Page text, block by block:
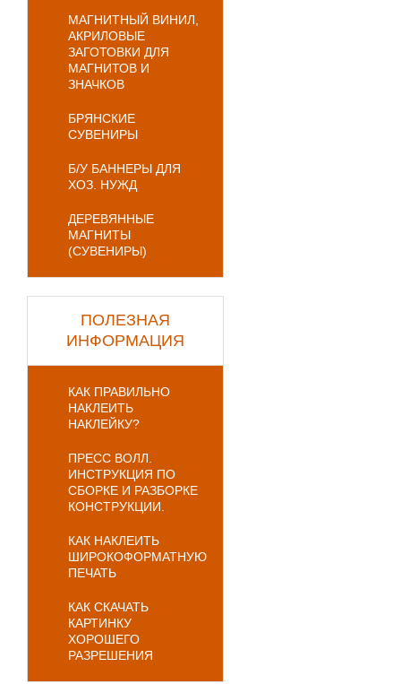
МАГНИТНЫЙ ВИНИЛ,
АКРИЛОВЫЕ
ЗАГОТОВКИ ДЛЯ
МАГНИТОВ И
ЗНАЧКОВ
БРЯНСКИЕ
СУВЕНИРЫ
Б/У БАННЕРЫ ДЛЯ
ХОЗ. НУЖД
ДЕРЕВЯННЫЕ
МАГНИТЫ
(СУВЕНИРЫ)
ПОЛЕЗНАЯ
ИНФОРМАЦИЯ
КАК ПРАВИЛЬНО
НАКЛЕИТЬ
НАКЛЕЙКУ?
ПРЕСС ВОЛЛ.
ИНСТРУКЦИЯ ПО
СБОРКЕ И РАЗБОРКЕ
КОНСТРУКЦИИ.
КАК НАКЛЕИТЬ
ШИРОКОФОРМАТНУЮ
ПЕЧАТЬ
КАК СКАЧАТЬ
КАРТИНКУ
ХОРОШЕГО
РАЗРЕШЕНИЯ